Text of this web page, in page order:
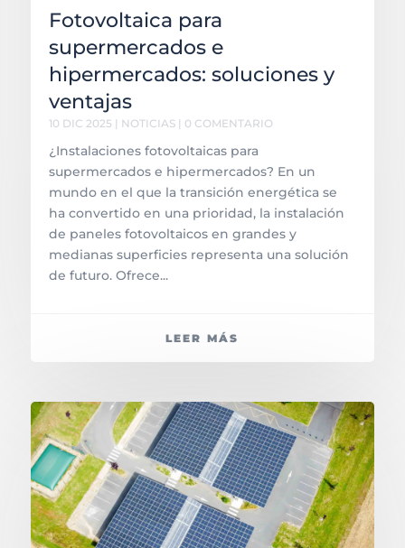
Fotovoltaica para
supermercados e
hipermercados: soluciones y
ventajas
10 DIC 2025 | NOTICIAS| 0 COMENTARIO
¿Instalaciones fotovoltaicas para
supermercados e hipermercados? En un
mundo en el que la transición energética se
ha convertido en una prioridad, la instalación
de paneles fotovoltaicos en grandes y
medianas superficies representa una solución
de futuro. Ofrece...
LEER MÁS